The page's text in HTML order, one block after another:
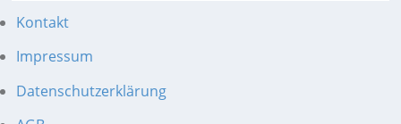
Kontakt
Impressum
Datenschutzerklärung